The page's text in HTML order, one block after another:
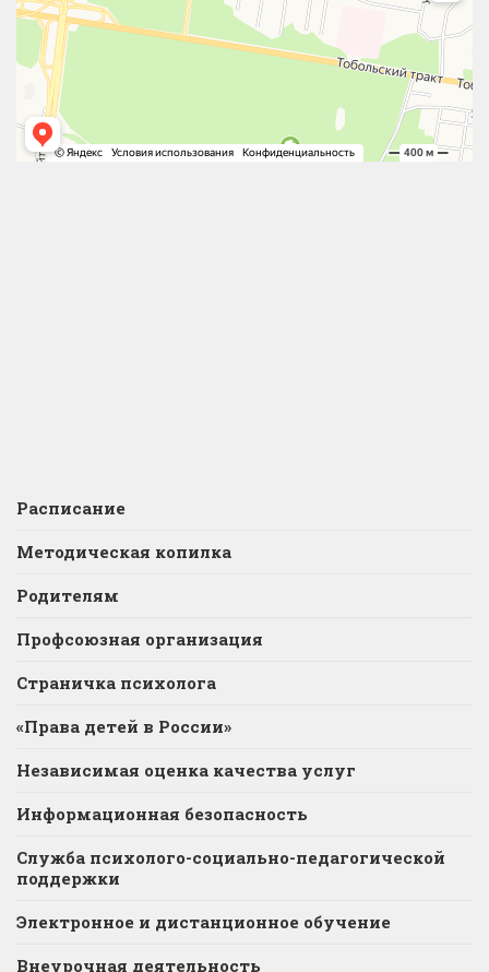
Расписание
Методическая копилка
Родителям
Профсоюзная организация
Страничка психолога
«Права детей в России»
Независимая оценка качества услуг
Информационная безопасность
Служба психолого-социально-педагогической
поддержки
Электронное и дистанционное обучение
Внеурочная деятельность